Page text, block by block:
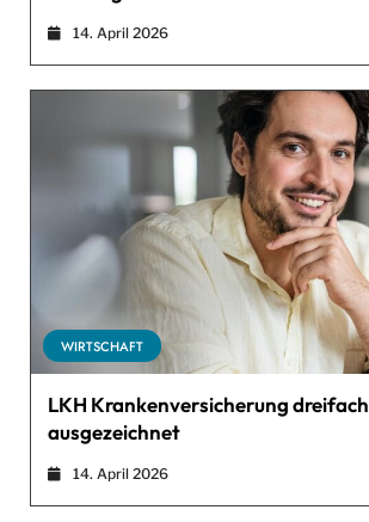
14. April 2026
WIRTSCHAFT
LKH Krankenversicherung dreifach
ausgezeichnet
14. April 2026